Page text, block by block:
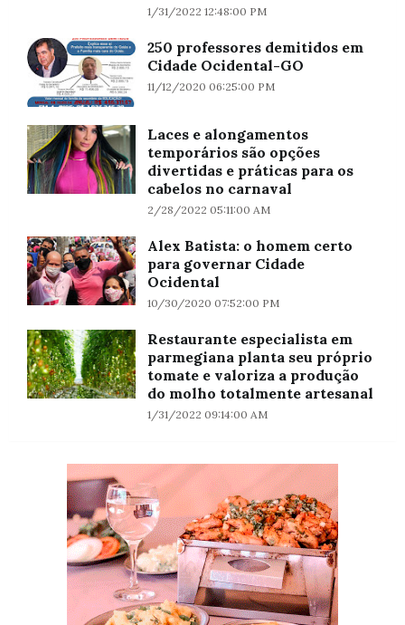
1/31/2022 12:48:00 PM
250 professores demitidos em
Cidade Ocidental-GO
11/12/2020 06:25:00 PM
Laces e alongamentos
temporários são opções
divertidas e práticas para os
cabelos no carnaval
2/28/2022 05:11:00 AM
Alex Batista: o homem certo
para governar Cidade
Ocidental
10/30/2020 07:52:00 PM
Restaurante especialista em
parmegiana planta seu próprio
tomate e valoriza a produção
do molho totalmente artesanal
1/31/2022 09:14:00 AM